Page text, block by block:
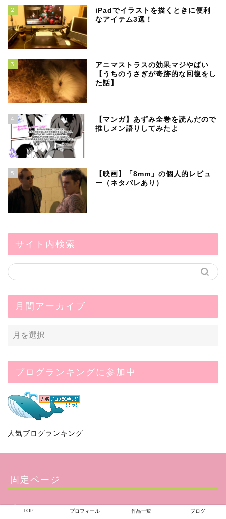
2
iPadでイラストを描くときに便利
なアイテム3選！
3
アニマストラスの効果マジやばい
【うちのうさぎが奇跡的な回復をし
た話】
4
【マンガ】あずみ全巻を読んだので
推しメン語りしてみたよ
5
【映画】「8mm」の個人的レビュ
ー（ネタバレあり）
サイト内検索
月間アーカイブ
ブログランキングに参加中
人気ブログランキング
固定ページ
Portfolio
TOP プロフィール 作品一覧 ブログ